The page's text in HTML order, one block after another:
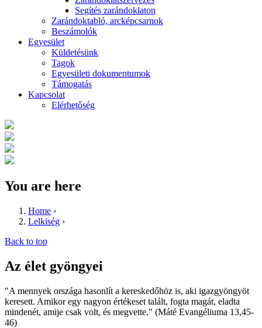
Segítés zarándoklaton
Zarándoktabló, arcképcsarnok
Beszámolók
Egyesület
Küldetésünk
Tagok
Egyesületi dokumentumok
Támogatás
Kapcsolat
Elérhetőség
You are here
Home ›
Lelkiség ›
Back to top
Az élet gyöngyei
"A mennyek országa hasonlít a kereskedőhöz is, aki igazgyöngyöt
keresett. Amikor egy nagyon értékeset talált, fogta magát, eladta
mindenét, amije csak volt, és megvette." (Máté Evangéliuma 13,45-
46)